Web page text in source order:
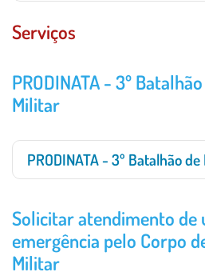
Serviços
PRODINATA - 3º
Militar
PRODINATA - 3º Batalhão
Solicitar atendimento de
emergência pelo Corpo
Militar